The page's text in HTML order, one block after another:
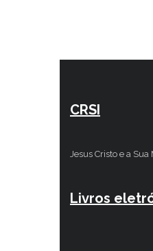
CRSI
Jesus Cristo e a
Livros